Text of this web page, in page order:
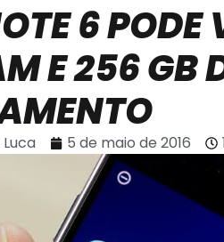
6 PODE
E 256 GB
5 de maio de 2016